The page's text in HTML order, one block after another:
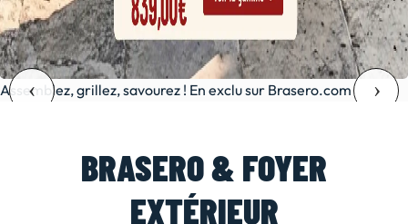
Assemblez, grillez, savourez ! En exclu sur Brasero.com
BRASERO & FOYER
EXTÉRIEUR